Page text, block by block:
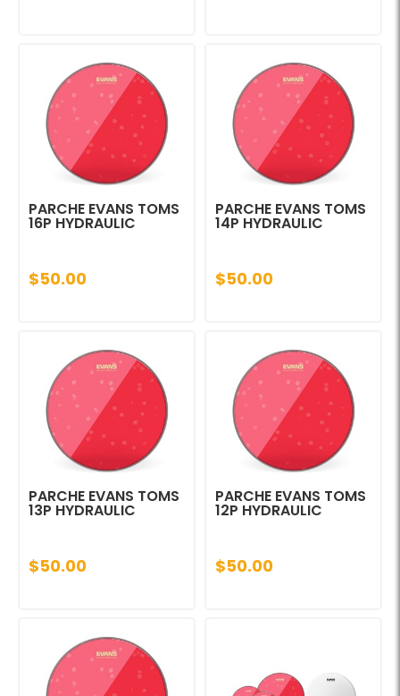
PARCHE EVANS TOMS
16P HYDRAULIC
$50.00
PARCHE EVANS TOMS
14P HYDRAULIC
$50.00
PARCHE EVANS TOMS
13P HYDRAULIC
$50.00
PARCHE EVANS TOMS
12P HYDRAULIC
$50.00